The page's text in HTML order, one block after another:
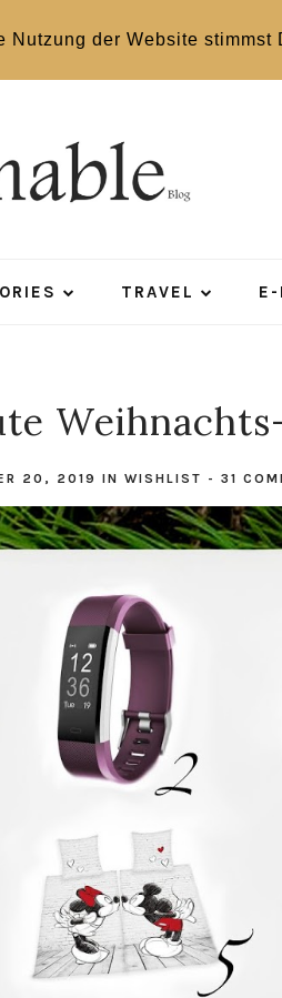
der Website stimmst
TRAVEL E-
20, 2019 IN WISHLIST - 31